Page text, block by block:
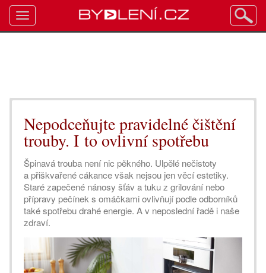
Nepodceňujte pravidelné čištění
trouby. I to ovlivní spotřebu
Špinavá trouba není nic pěkného. Ulpělé nečistoty
a přiškvařené cákance však nejsou jen věcí estetiky.
Staré zapečené nánosy šťáv a tuku z grilování nebo
přípravy pečínek s omáčkami ovlivňují podle odborníků
také spotřebu drahé energie. A v neposlední řadě i naše
zdraví.
Toggle
navigation